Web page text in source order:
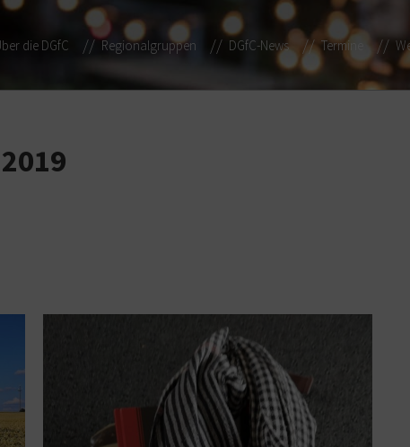
die DGfC Regionalgruppen DGfC-News Termine